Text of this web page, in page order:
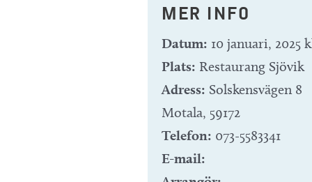
MER INFO
Datum: 10 januari, 2025
Plats: Restaurang Sjövik
Adress: Solskensvägen 8
Motala, 59172
Telefon: 073-5583341
E-mail: